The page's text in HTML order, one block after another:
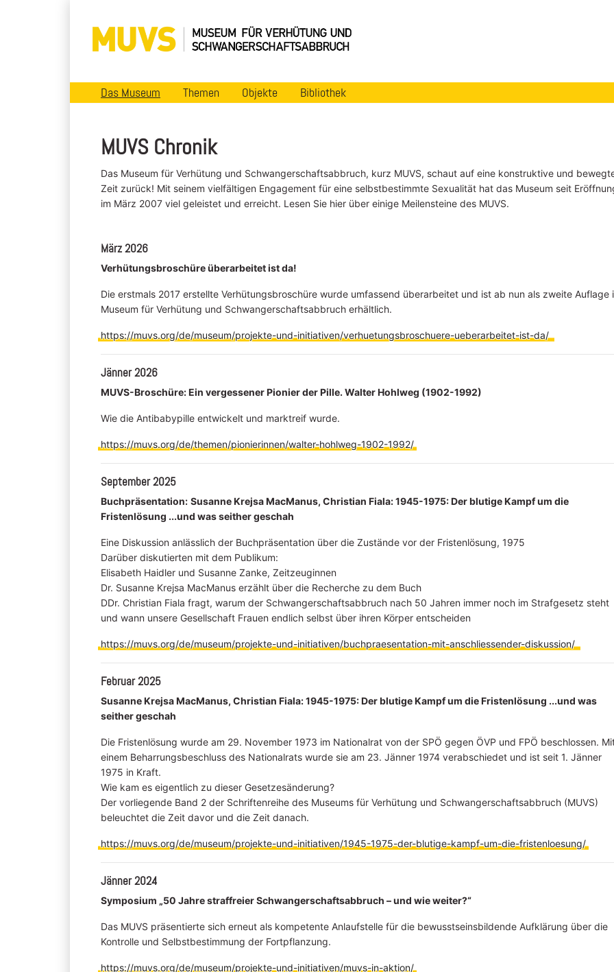
Das Museum Themen Objekte Bibliothek
MUVS Chronik
Das Museum für Verhütung und Schwangerschaftsabbruch, kurz MUVS, schaut auf eine konstruktive und
Zeit zurück! Mit seinem vielfältigen Engagement für eine selbstbestimmte Sexualität hat das Museum seit
im März 2007 viel geleistet und erreicht. Lesen Sie hier über einige Meilensteine des MUVS.
März 2026
Verhütungsbroschüre überarbeitet ist da!
Die erstmals 2017 erstellte Verhütungsbroschüre wurde umfassend überarbeitet und ist ab nun als zweite Auflage
Museum für Verhütung und Schwangerschaftsabbruch erhältlich.
https://muvs.org/de/museum/projekte-und-initiativen/verhuetungsbroschuere-ueberarbeitet-ist-da/
Jänner 2026
MUVS-Broschüre: Ein vergessener Pionier der Pille. Walter Hohlweg (1902-1992)
Wie die Antibabypille entwickelt und marktreif wurde.
https://muvs.org/de/themen/pionierinnen/walter-hohlweg-1902-1992/
September 2025
Buchpräsentation: Susanne Krejsa MacManus, Christian Fiala: 1945-1975: Der blutige Kampf um die
Fristenlösung ...und was seither geschah
Eine Diskussion anlässlich der Buchpräsentation über die Zustände vor der Fristenlösung, 1975
Darüber diskutierten mit dem Publikum:
Elisabeth Haidler und Susanne Zanke, Zeitzeuginnen
Dr. Susanne Krejsa MacManus erzählt über die Recherche zu dem Buch
DDr. Christian Fiala fragt, warum der Schwangerschaftsabbruch nach 50 Jahren immer noch im Strafgesetz steht
und wann unsere Gesellschaft Frauen endlich selbst über ihren Körper entscheiden
https://muvs.org/de/museum/projekte-und-initiativen/buchpraesentation-mit-anschliessender-diskussion/
Februar 2025
Susanne Krejsa MacManus, Christian Fiala: 1945-1975: Der blutige Kampf um die Fristenlösung ...und was
seither geschah
Die Fristenlösung wurde am 29. November 1973 im Nationalrat von der SPÖ gegen ÖVP und FPÖ beschlossen.
einem Beharrungsbeschluss des Nationalrats wurde sie am 23. Jänner 1974 verabschiedet und ist seit 1. Jänner
1975 in Kraft.
Wie kam es eigentlich zu dieser Gesetzesänderung?
Der vorliegende Band 2 der Schriftenreihe des Museums für Verhütung und Schwangerschaftsabbruch (MUVS)
beleuchtet die Zeit davor und die Zeit danach.
https://muvs.org/de/museum/projekte-und-initiativen/1945-1975-der-blutige-kampf-um-die-fristenloesung/
Jänner 2024
Symposium „50 Jahre straffreier Schwangerschaftsabbruch – und wie weiter?“
Das MUVS präsentierte sich erneut als kompetente Anlaufstelle für die bewusstseinsbildende Aufklärung über die
Kontrolle und Selbstbestimmung der Fortpflanzung.
https://muvs.org/de/museum/projekte-und-initiativen/muvs-in-aktion/